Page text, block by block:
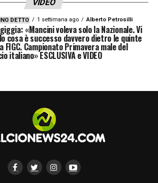
VIDEO
DETTO 1 settimana ago Alberto Petrosilli
«Mancini voleva solo la Nazionale. Vi
cosa è successo davvero dietro le quinte
FIGC. Campionato Primavera male del
italiano» ESCLUSIVA e VIDEO